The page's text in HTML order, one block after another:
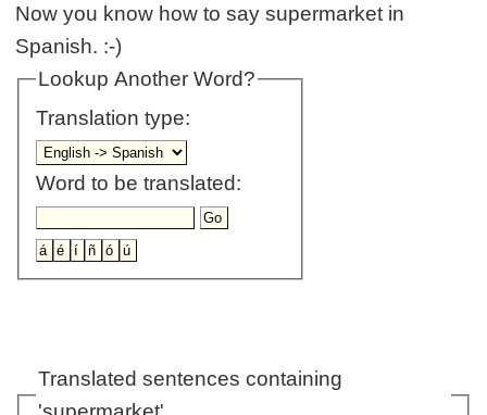
Now you know how to say supermarket in
Spanish. :-)
Lookup Another Word?
Translation type:
Word to be translated:
Translated sentences containing